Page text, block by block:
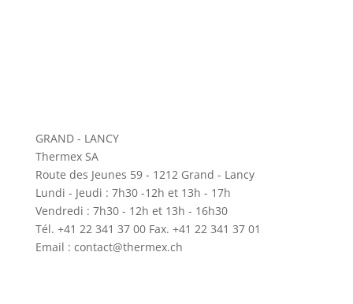
GRAND - LANCY
Thermex SA
Route des Jeunes 59 - 1212 Grand - Lancy
Lundi - Jeudi : 7h30 -12h et 13h - 17h
Vendredi : 7h30 - 12h et 13h - 16h30
Tél. +41 22 341 37 00 Fax. +41 22 341 37 01
Email : contact@thermex.ch